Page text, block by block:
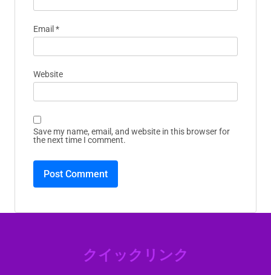
Email *
Website
Save my name, email, and website in this browser for
the next time I comment.
クイックリンク